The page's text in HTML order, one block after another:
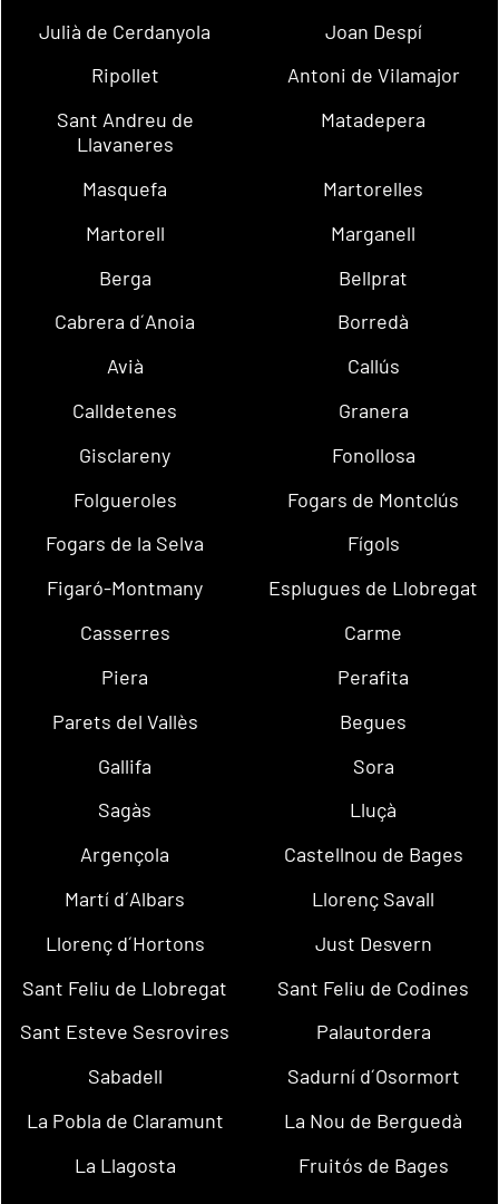
Julià de Cerdanyola
Joan Despí
Ripollet
Antoni de Vilamajor
Sant Andreu de
Llavaneres
Matadepera
Masquefa
Martorelles
Martorell
Marganell
Berga
Bellprat
Cabrera d´Anoia
Borredà
Avià
Callús
Calldetenes
Granera
Gisclareny
Fonollosa
Folgueroles
Fogars de Montclús
Fogars de la Selva
Fígols
Figaró-Montmany
Esplugues de Llobregat
Casserres
Carme
Piera
Perafita
Parets del Vallès
Begues
Gallifa
Sora
Sagàs
Lluçà
Argençola
Castellnou de Bages
Martí d´Albars
Llorenç Savall
Llorenç d´Hortons
Just Desvern
Sant Feliu de Llobregat
Sant Feliu de Codines
Sant Esteve Sesrovires
Palautordera
Sabadell
Sadurní d´Osormort
La Pobla de Claramunt
La Nou de Berguedà
La Llagosta
Fruitós de Bages